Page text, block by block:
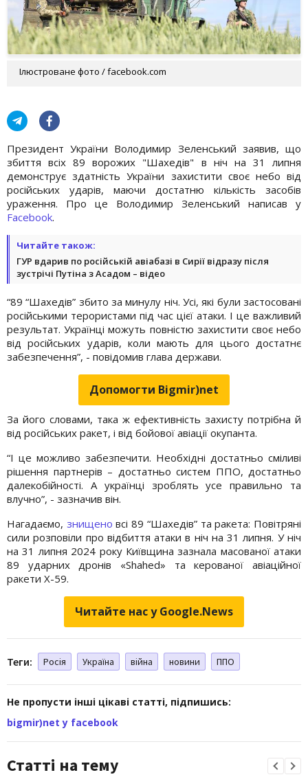
Ілюстроване фото / facebook.com
Президент України Володимир Зеленський заявив, що
збиття всіх 89 ворожих "Шахедів" в ніч на 31 липня
демонструє здатність України захистити своє небо від
російських ударів, маючи достатню кількість засобів
ураження. Про це Володимир Зеленський написав у
Facebook.
Читайте також:
ГУР вдарив по російській авіабазі в Сирії відразу після
зустрічі Путіна з Асадом – відео
“89 “Шахедів” збито за минулу ніч. Усі, які були застосовані
російськими терористами під час цієї атаки. І це важливий
результат. Українці можуть повністю захистити своє небо
від російських ударів, коли мають для цього достатнє
забезпечення”, - повідомив глава держави.
Допомогти Bigmir)net
За його словами, така ж ефективність захисту потрібна й
від російських ракет, і від бойової авіації окупанта.
“І це можливо забезпечити. Необхідні достатньо сміливі
рішення партнерів – достатньо систем ППО, достатньо
далекобійності. А українці зроблять усе правильно та
влучно”, - зазначив він.
Нагадаємо, знищено всі 89 “Шахедів” та ракета: Повітряні
сили розповіли про відбиття атаки в ніч на 31 липня. У ніч
на 31 липня 2024 року Київщина зазнала масованої атаки
89 ударних дронів «Shahed» та керованої авіаційної
ракети Х-59.
Читайте нас у Google.News
Теги: Росія Україна війна новини ППО
Не пропусти інші цікаві статті, підпишись:
bigmir)net у facebook
Статті на тему